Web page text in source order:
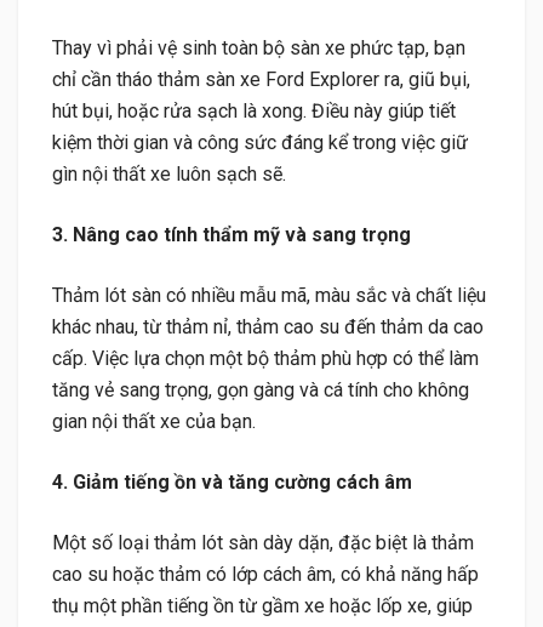
Thay vì phải vệ sinh toàn bộ sàn xe phức tạp, bạn
chỉ cần tháo thảm sàn xe Ford Explorer ra, giũ bụi,
hút bụi, hoặc rửa sạch là xong. Điều này giúp tiết
kiệm thời gian và công sức đáng kể trong việc giữ
gìn nội thất xe luôn sạch sẽ.
3. Nâng cao tính thẩm mỹ và sang trọng
Thảm lót sàn có nhiều mẫu mã, màu sắc và chất liệu
khác nhau, từ thảm nỉ, thảm cao su đến thảm da cao
cấp. Việc lựa chọn một bộ thảm phù hợp có thể làm
tăng vẻ sang trọng, gọn gàng và cá tính cho không
gian nội thất xe của bạn.
4. Giảm tiếng ồn và tăng cường cách âm
Một số loại thảm lót sàn dày dặn, đặc biệt là thảm
cao su hoặc thảm có lớp cách âm, có khả năng hấp
thụ một phần tiếng ồn từ gầm xe hoặc lốp xe, giúp